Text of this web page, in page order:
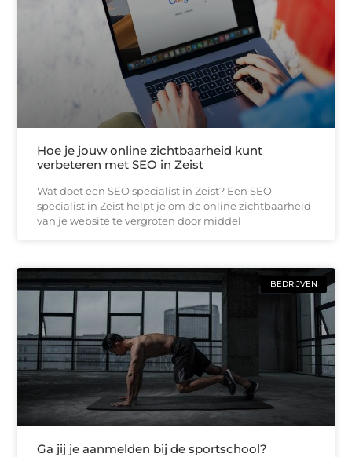
Hoe je jouw online zichtbaarheid kunt
verbeteren met SEO in Zeist
Wat doet een SEO specialist in Zeist? Een SEO
specialist in Zeist helpt je om de online zichtbaarheid
van je website te vergroten door middel
BEDRIJVEN
Ga jij je aanmelden bij de sportschool?